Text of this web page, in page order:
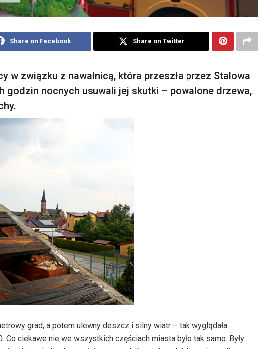
Share on Facebook Share on Twitter
w związku z nawałnicą, która przeszła przez Stalowa
godzin nocnych usuwali jej skutki – powalone drzewa,
grad, a potem ulewny deszcz i silny wiatr – tak wyglądała
Co ciekawe nie we wszystkich częściach miasta było tak samo. Były